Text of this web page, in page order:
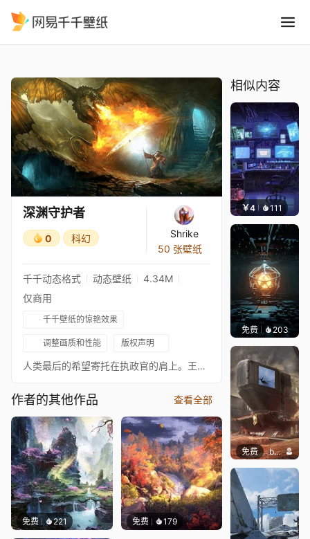
深渊守护者
0 科幻
Shrike
50 张壁纸
千千动态格式 动态壁纸
4.34M
仅商用
千千壁纸的惊艳效果
调整画质和性能 版权声明
人类最后的希望寄托在执政官的肩上。王国有史以来最强大的巫师。但这是否足以击败深渊守护者并封印通往地狱的大门！
作者的其他作品 查看全部
免费 221 免费 179
相似内容
￥4 111 楚梦缘
免费 203Meowl
免费 butcho